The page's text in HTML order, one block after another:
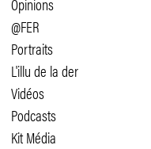
@FER
Portraits
L'illu de la der
Vidéos
Podcasts
Kit Média